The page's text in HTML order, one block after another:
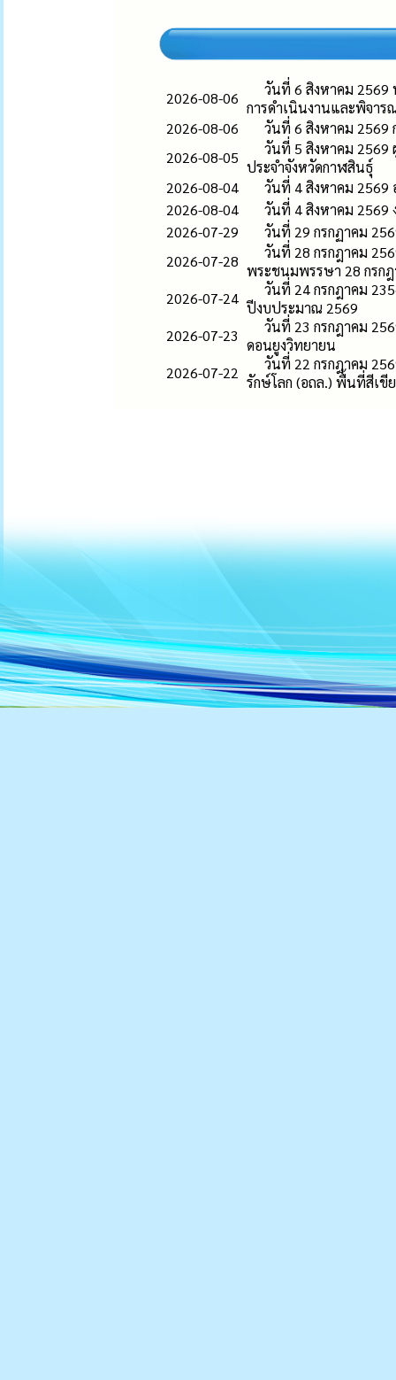
2026-08-06
วันที่ 6 สิงหาคม 2569
การดำเนินงานและพิจาร
2026-08-06
วันที่ 6 สิงหาคม 2569
2026-08-05
วันที่ 5 สิงหาคม 2569
ประจำจังหวัดกาฬสินธุ์
2026-08-04
วันที่ 4 สิงหาคม 2569
2026-08-04
วันที่ 4 สิงหาคม 2569
2026-07-29
วันที่ 29 กรกฏาคม
2026-07-28
วันที่ 28 กรกฎาคม
พระชนมพรรษา 28 กรก
2026-07-24
วันที่ 24 กรกฎาคม
ปีงบประมาณ 2569
2026-07-23
วันที่ 23 กรกฎาคม
ดอนยูงวิทยายน
2026-07-22
วันที่ 22 กรกฎาคม
รักษ์โลก (อถล.) พื้นที่สีเขี